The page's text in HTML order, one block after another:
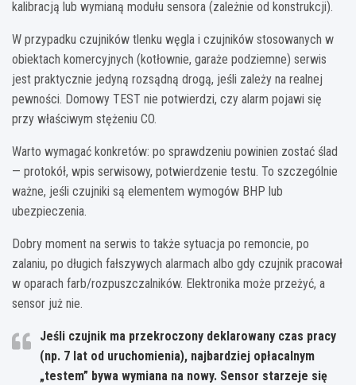
kalibracją lub wymianą modułu sensora (zależnie od konstrukcji).
W przypadku czujników tlenku węgla i czujników stosowanych w
obiektach komercyjnych (kotłownie, garaże podziemne) serwis
jest praktycznie jedyną rozsądną drogą, jeśli zależy na realnej
pewności. Domowy TEST nie potwierdzi, czy alarm pojawi się
przy właściwym stężeniu CO.
Warto wymagać konkretów: po sprawdzeniu powinien zostać ślad
— protokół, wpis serwisowy, potwierdzenie testu. To szczególnie
ważne, jeśli czujniki są elementem wymogów BHP lub
ubezpieczenia.
Dobry moment na serwis to także sytuacja po remoncie, po
zalaniu, po długich fałszywych alarmach albo gdy czujnik pracował
w oparach farb/rozpuszczalników. Elektronika może przeżyć, a
sensor już nie.
Jeśli czujnik ma przekroczony deklarowany czas pracy
(np. 7 lat od uruchomienia), najbardziej opłacalnym
„testem” bywa wymiana na nowy. Sensor starzeje się